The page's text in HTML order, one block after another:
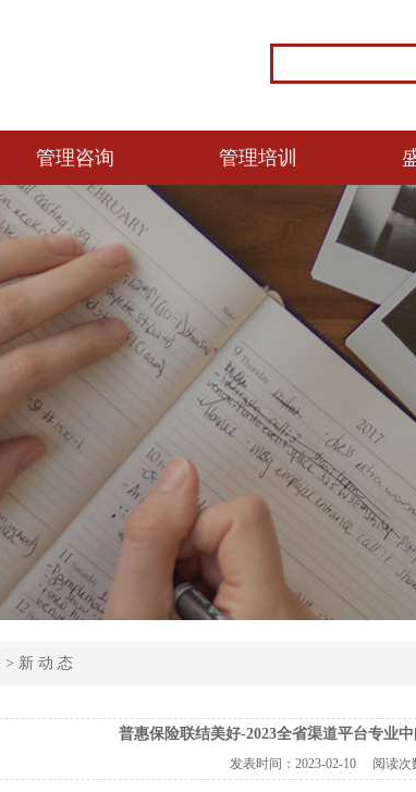
管理咨询 管理培训
> 新 动 态
普惠保险联结美好-2023全省渠道平台专业
发表时间： 2023-02-10 阅读次